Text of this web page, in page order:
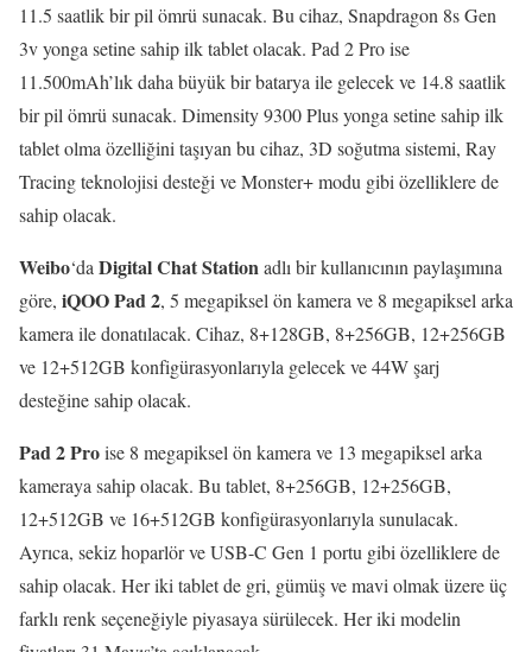
11.5 saatlik bir pil ömrü sunacak. Bu cihaz, Snapdragon 8s Gen
3v yonga setine sahip ilk tablet olacak. Pad 2 Pro ise
11.500mAh’lık daha büyük bir batarya ile gelecek ve 14.8 saatlik
bir pil ömrü sunacak. Dimensity 9300 Plus yonga setine sahip ilk
tablet olma özelliğini taşıyan bu cihaz, 3D soğutma sistemi, Ray
Tracing teknolojisi desteği ve Monster+ modu gibi özelliklere de
sahip olacak.
Weibo‘da Digital Chat Stationadlı bir kullanıcının paylaşımına
göre, iQOO Pad 2, 5 megapiksel ön kamera ve 8 megapiksel arka
kamera ile donatılacak. Cihaz, 8+128GB, 8+256GB, 12+256GB
ve 12+512GB konfigürasyonlarıyla gelecek ve 44W şarj
desteğine sahip olacak.
Pad 2 Proise 8 megapiksel ön kamera ve 13 megapiksel arka
kameraya sahip olacak. Bu tablet, 8+256GB, 12+256GB,
12+512GB ve 16+512GB konfigürasyonlarıyla sunulacak.
Ayrıca, sekiz hoparlör ve USB-C Gen 1 portu gibi özelliklere de
sahip olacak. Her iki tablet de gri, gümüş ve mavi olmak üzere üç
farklı renk seçeneğiyle piyasaya sürülecek. Her iki modelin